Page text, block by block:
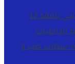
الدكتور نوفل كديلي يتفقد 12
سطاتطب و